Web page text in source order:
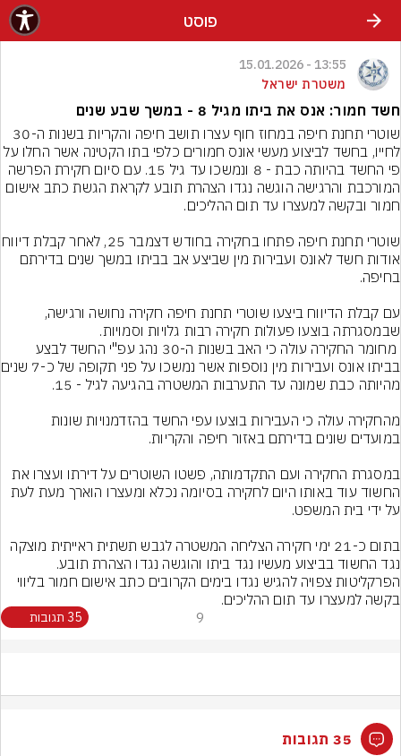
פוסט
13:55 - 15.01.2026
משטרת ישראל
חשד חמור: אנס את ביתו מגיל 8 - במשך שבע שנים
לחייו, בחשד לביצוע מעשי אונס חמורים כלפי בתו הקטינה אשר החלו על
במסגרת החקירה ועם התקדמותה, פשטו השוטרים על דירתו ועצרו את
בקשה למעצרו עד תום ההליכים.
9 35 תגובות
35 תגובות